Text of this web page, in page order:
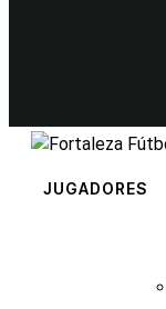
JUGADORES